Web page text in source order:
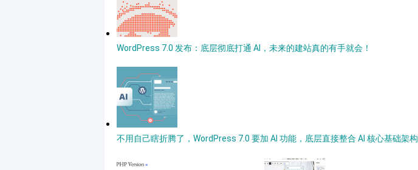
WordPress 7.0 发布：底层彻底打通 AI，未来的建站真的有手就会！
不用自己瞎折腾了，WordPress 7.0 要加 AI 功能，底层直接整合 AI 核心基础架构